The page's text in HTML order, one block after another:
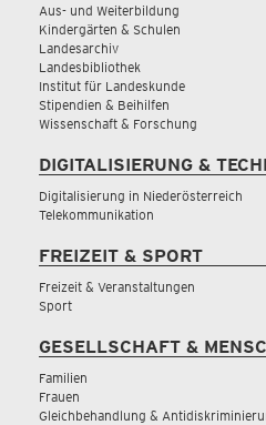
Aus- und Weiterbildung
Kindergärten & Schulen
Landesarchiv
Landesbibliothek
Institut für Landeskunde
Stipendien & Beihilfen
Wissenschaft & Forschung
DIGITALISIERUNG &
Digitalisierung in Niederösterreich
Telekommunikation
FREIZEIT & SPORT
Freizeit & Veranstaltungen
Sport
GESELLSCHAFT &
Familien
Frauen
Gleichbehandlung &